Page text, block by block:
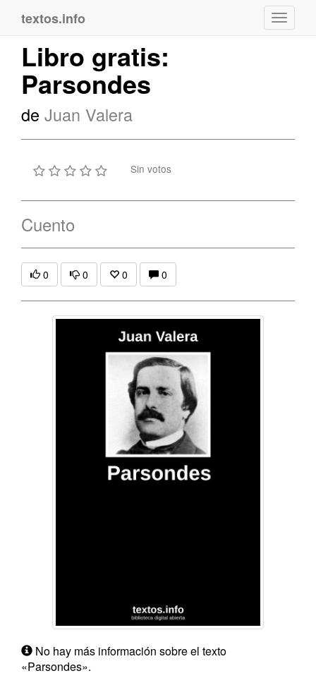
textos.info
Libro gratis:
Parsondes
de Juan Valera
Sin votos
Cuento
0 0 0 0
No hay más información sobre el texto
«Parsondes».